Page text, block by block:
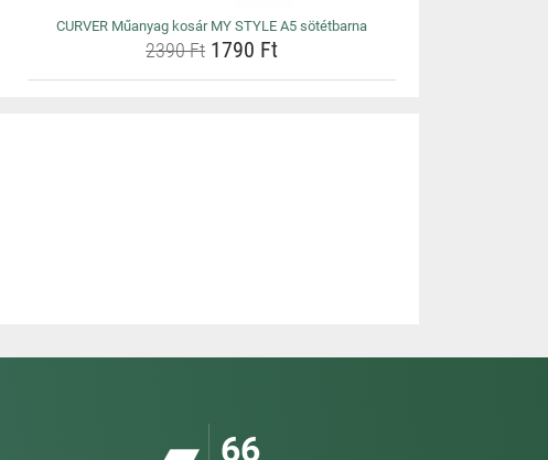
CURVER Műanyag kosár MY STYLE A5 sötétbarna
2390 Ft 1790 Ft
66